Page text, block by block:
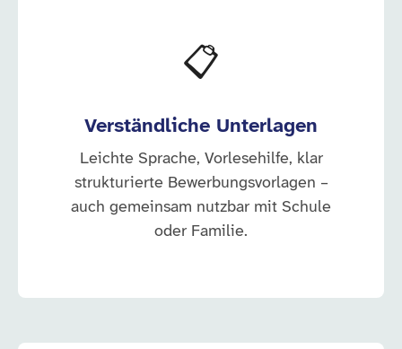
📋
Verständliche Unterlagen
Leichte Sprache, Vorlesehilfe, klar
strukturierte Bewerbungsvorlagen –
auch gemeinsam nutzbar mit Schule
oder Familie.